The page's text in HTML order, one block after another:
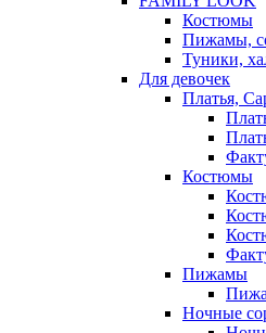
Костюмы
Пижамы,
Туники,
Для девочек
Платья,
Костюмы
Пижамы
Ночные